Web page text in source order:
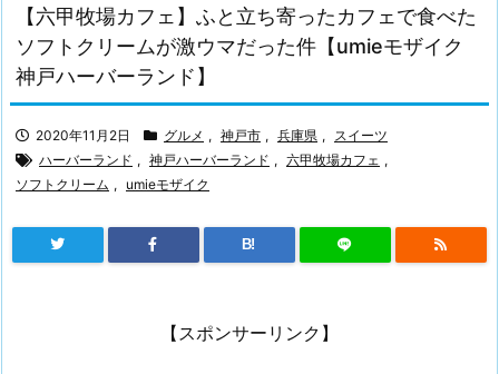
【六甲牧場カフェ】ふと立ち寄ったカフェで食べた
ソフトクリームが激ウマだった件【umieモザイク
神戸ハーバーランド】
2020年11月2日 グルメ , 神戸市 , 兵庫県 , スイーツ
ハーバーランド , 神戸ハーバーランド , 六甲牧場カフェ ,
ソフトクリーム , umieモザイク
B!
【スポンサーリンク】